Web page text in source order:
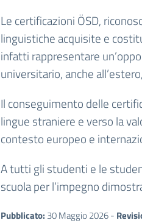
Le certificazioni ÖSD,
linguistiche acquisite e
infatti rappresentare
universitario, anche
Il conseguimento delle
lingue straniere e verso la
contesto europeo e
A tutti gli studenti e le
scuola per l’impegno
Pubblicato: 30 Maggio 2026 -